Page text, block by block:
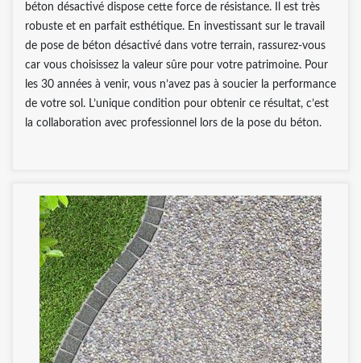
béton désactivé dispose cette force de résistance. Il est très
robuste et en parfait esthétique. En investissant sur le travail
de pose de béton désactivé dans votre terrain, rassurez-vous
car vous choisissez la valeur sûre pour votre patrimoine. Pour
les 30 années à venir, vous n’avez pas à soucier la performance
de votre sol. L’unique condition pour obtenir ce résultat, c’est
la collaboration avec professionnel lors de la pose du béton.